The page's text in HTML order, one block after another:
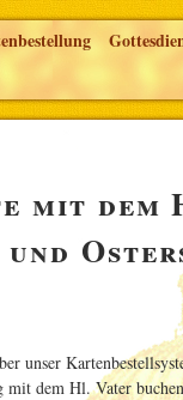
mit dem
unser
mit dem Hl. Vater